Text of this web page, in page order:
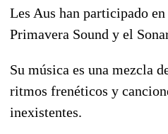
Les Aus han participado
Primavera Sound y el
Su música es una mezcla
ritmos frenéticos y
inexistentes.